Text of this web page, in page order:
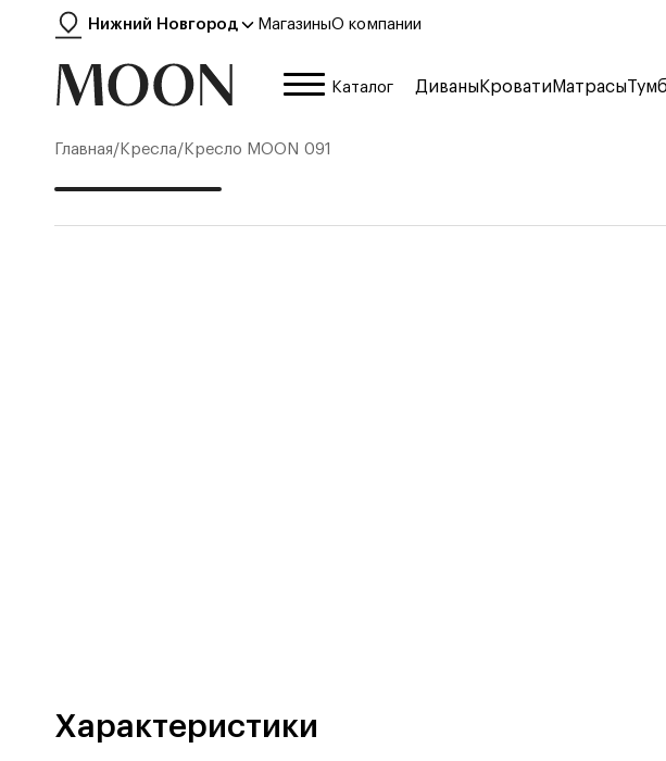
Нижний Новгород МагазиныО компании
Каталог ДиваныКроватиМатрасы
Главная/ Кресла/ Кресло MOON 091
Характеристики